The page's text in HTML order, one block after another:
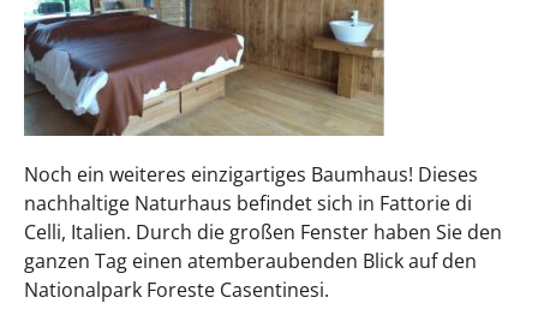
Noch ein weiteres einzigartiges Baumhaus! Dieses
nachhaltige Naturhaus befindet sich in Fattorie di
Celli, Italien. Durch die großen Fenster haben Sie den
ganzen Tag einen atemberaubenden Blick auf den
Nationalpark Foreste Casentinesi.